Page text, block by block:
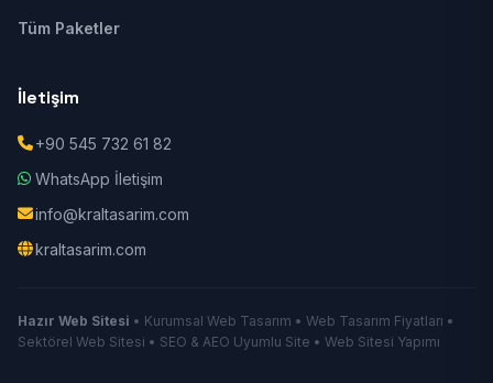
Tüm Paketler
İletişim
+90 545 732 61 82
WhatsApp İletişim
info@kraltasarim.com
kraltasarim.com
Hazır Web Sitesi • Kurumsal Web Tasarım • Web Tasarım Fiyatları •
Sektörel Web Sitesi • SEO & AEO Uyumlu Site • Web Sitesi Yapımı